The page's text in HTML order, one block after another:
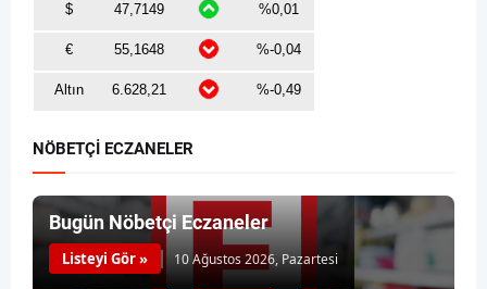
NÖBETÇİ ECZANELER
Bugün Nöbetçi Eczaneler
Listeyi Gör » 10 Ağustos 2026, Pazartesi